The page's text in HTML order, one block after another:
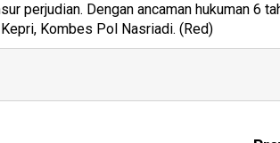
perjudian. Dengan ancaman hukuman 6
Kombes Pol Nasriadi. (Red)